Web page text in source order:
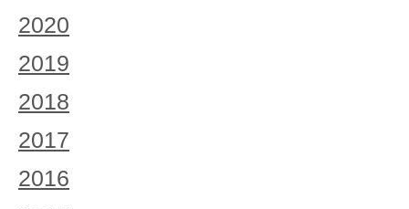
2020
2019
2018
2017
2016